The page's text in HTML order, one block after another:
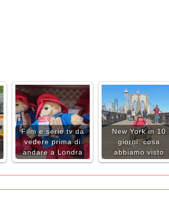
Film e serie tv da
vedere prima di
andare a Londra
New York in 10
giorni: cosa
abbiamo visto